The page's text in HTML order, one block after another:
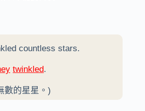
countless stars.
twinkled.
數的星星。)